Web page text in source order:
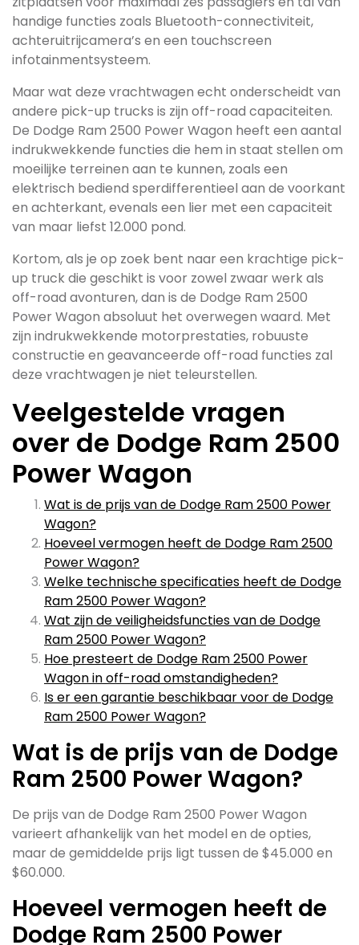
handige functies zoals Bluetooth-connectiviteit,
achteruitrijcamera’s en een touchscreen
infotainmentsysteem.
Maar wat deze vrachtwagen echt onderscheidt van
andere pick-up trucks is zijn off-road capaciteiten.
De Dodge Ram 2500 Power Wagon heeft een aantal
indrukwekkende functies die hem in staat stellen om
moeilijke terreinen aan te kunnen, zoals een
elektrisch bediend sperdifferentieel aan de voorkant
en achterkant, evenals een lier met een capaciteit
van maar liefst 12.000 pond.
Kortom, als je op zoek bent naar een krachtige pick-
up truck die geschikt is voor zowel zwaar werk als
off-road avonturen, dan is de Dodge Ram 2500
Power Wagon absoluut het overwegen waard. Met
zijn indrukwekkende motorprestaties, robuuste
constructie en geavanceerde off-road functies zal
deze vrachtwagen je niet teleurstellen.
Veelgestelde vragen
over de Dodge Ram 2500
Power Wagon
Wat is de prijs van de Dodge Ram 2500 Power
Wagon?
Hoeveel vermogen heeft de Dodge Ram 2500
Power Wagon?
Welke technische specificaties heeft de Dodge
Ram 2500 Power Wagon?
Wat zijn de veiligheidsfuncties van de Dodge
Ram 2500 Power Wagon?
Hoe presteert de Dodge Ram 2500 Power
Wagon in off-road omstandigheden?
Is er een garantie beschikbaar voor de Dodge
Ram 2500 Power Wagon?
Wat is de prijs van de Dodge
Ram 2500 Power Wagon?
De prijs van de Dodge Ram 2500 Power Wagon
varieert afhankelijk van het model en de opties,
maar de gemiddelde prijs ligt tussen de $45.000 en
$60.000.
Hoeveel vermogen heeft de
Dodge Ram 2500 Power